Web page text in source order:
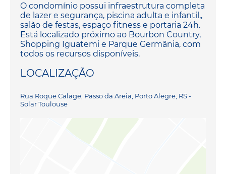
O condomínio possui infraestrutura completa
de lazer e segurança, piscina adulta e infantil,,
salão de festas, espaço fitness e portaria 24h.
Está localizado próximo ao Bourbon Country,
Shopping Iguatemi e Parque Germânia, com
todos os recursos disponíveis.
LOCALIZAÇÃO
Rua Roque Calage, Passo da Areia, Porto Alegre, RS -
Solar Toulouse